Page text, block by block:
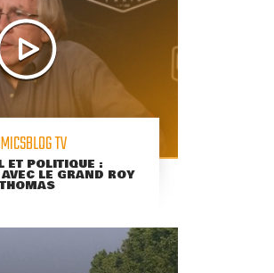
TV
ET POLITIQUE :
LE GRAND ROY
THOMAS